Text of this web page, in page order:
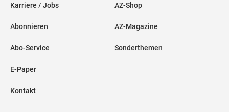
Karriere / Jobs
Abonnieren
Abo-Service
E-Paper
Kontakt
AZ-Shop
AZ-Magazine
Sonderthemen